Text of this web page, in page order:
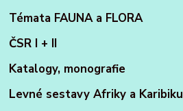
Témata FAUNA a FLORA
ČSR I + II
Katalogy, monografie
Levné sestavy Afriky a Karibiku